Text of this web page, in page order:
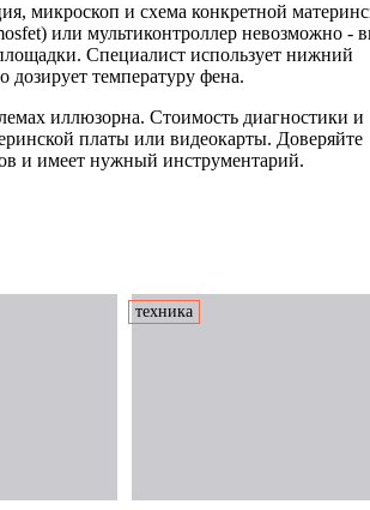
микроскоп и схема конкретной
или мультиконтроллер невозможно -
Специалист использует нижний
температуру фена.
иллюзорна. Стоимость диагностики и
платы или видеокарты. Доверяйте
и имеет нужный инструментарий.
техника